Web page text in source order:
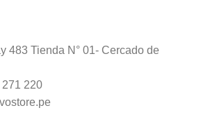
483 Tienda N° 01- Cercado de
220